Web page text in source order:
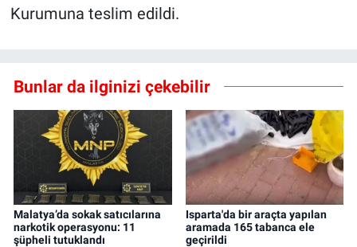
Kurumuna teslim edildi.
Bunlar da ilginizi çekebilir
Malatya’da sokak satıcılarına
narkotik operasyonu: 11
şüpheli tutuklandı
Isparta'da bir araçta yapılan
aramada 165 tabanca ele
geçirildi